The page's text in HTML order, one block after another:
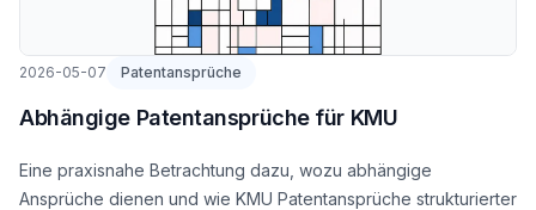
2026-05-07 Patentansprüche
Abhängige Patentansprüche für KMU
Eine praxisnahe Betrachtung dazu, wozu abhängige
Ansprüche dienen und wie KMU Patentansprüche strukturierter